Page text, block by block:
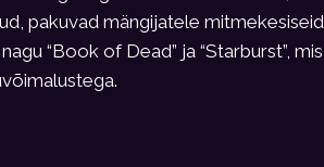
pakuvad mängijatele mitmekesiseid
“Book of Dead” ja “Starburst”, mis